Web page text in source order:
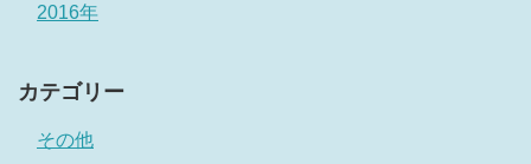
2016年
カテゴリー
その他